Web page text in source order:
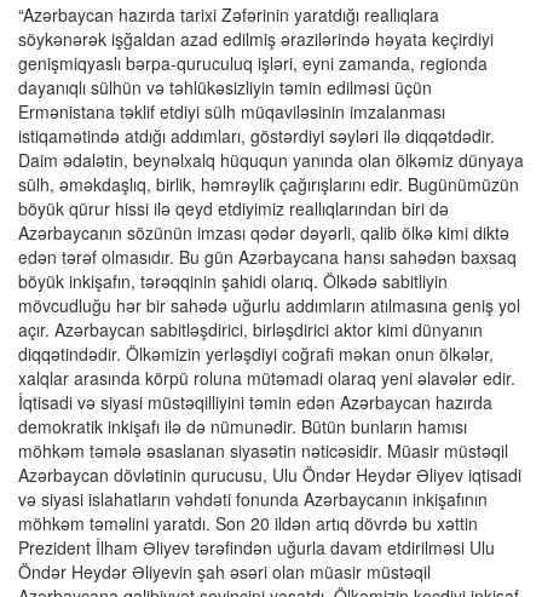
“Azərbaycan hazırda tarixi Zəfərinin yaratdığı reallıqlara
söykənərək işğaldan azad edilmiş ərazilərində həyata keçirdiyi
genişmiqyaslı bərpa-quruculuq işləri, eyni zamanda, regionda
dayanıqlı sülhün və təhlükəsizliyin təmin edilməsi üçün
Ermənistana təklif etdiyi sülh müqaviləsinin imzalanması
istiqamətində atdığı addımları, göstərdiyi səyləri ilə diqqətdədir.
Daim ədalətin, beynəlxalq hüququn yanında olan ölkəmiz dünyaya
sülh, əməkdaşlıq, birlik, həmrəylik çağırışlarını edir. Bugünümüzün
böyük qürur hissi ilə qeyd etdiyimiz reallıqlarından biri də
Azərbaycanın sözünün imzası qədər dəyərli, qalib ölkə kimi diktə
edən tərəf olmasıdır. Bu gün Azərbaycana hansı sahədən baxsaq
böyük inkişafın, tərəqqinin şahidi olarıq. Ölkədə sabitliyin
mövcudluğu hər bir sahədə uğurlu addımların atılmasına geniş yol
açır. Azərbaycan sabitləşdirici, birləşdirici aktor kimi dünyanın
diqqətindədir. Ölkəmizin yerləşdiyi coğrafi məkan onun ölkələr,
xalqlar arasında körpü roluna mütəmadi olaraq yeni əlavələr edir.
İqtisadi və siyasi müstəqilliyini təmin edən Azərbaycan hazırda
demokratik inkişafı ilə də nümunədir. Bütün bunların hamısı
möhkəm təmələ əsaslanan siyasətin nəticəsidir. Müasir müstəqil
Azərbaycan dövlətinin qurucusu, Ulu Öndər Heydər Əliyev iqtisadi
və siyasi islahatların vəhdəti fonunda Azərbaycanın inkişafının
möhkəm təməlini yaratdı. Son 20 ildən artıq dövrdə bu xəttin
Prezident İlham Əliyev tərəfindən uğurla davam etdirilməsi Ulu
Öndər Heydər Əliyevin şah əsəri olan müasir müstəqil